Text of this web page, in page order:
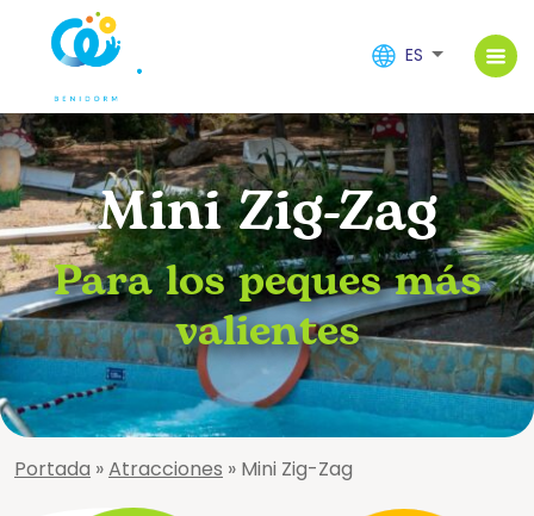
ES
Mini Zig-Zag
Para los peques más
valientes
Portada »Atracciones » Mini Zig-Zag